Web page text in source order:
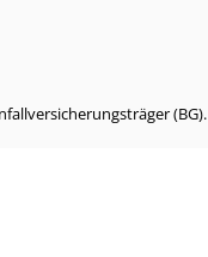
(BG).